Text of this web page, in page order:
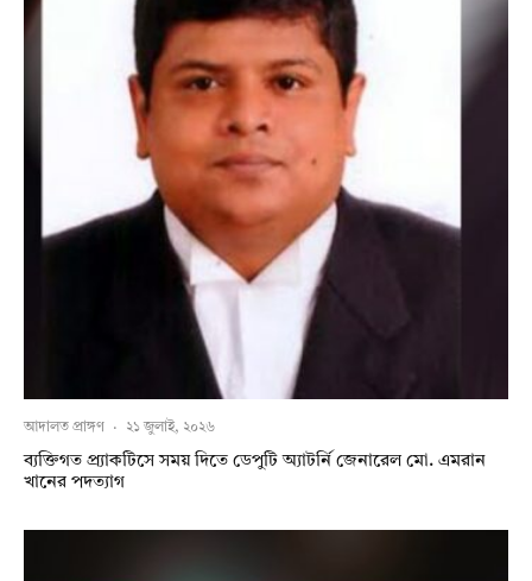
আদালত প্রাঙ্গণ · ২১ জুলাই, ২০২৬
ব্যক্তিগত প্র্যাকটিসে সময় দিতে ডেপুটি অ্যাটর্নি জেনারেল মো. এমরান
খানের পদত্যাগ